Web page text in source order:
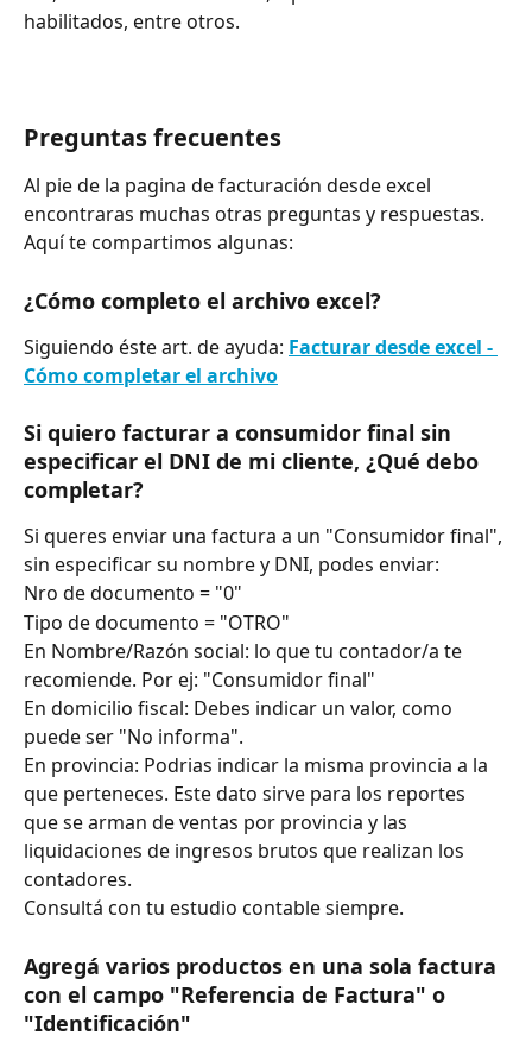
habilitados, entre otros.
Preguntas frecuentes
Al pie de la pagina de facturación desde excel
encontraras muchas otras preguntas y respuestas.
Aquí te compartimos algunas:
¿Cómo completo el archivo excel?
Siguiendo éste art. de ayuda: Facturar desde excel -
Cómo completar el archivo
Si quiero facturar a consumidor final sin
especificar el DNI de mi cliente, ¿Qué debo
completar?
Si queres enviar una factura a un "Consumidor final",
sin especificar su nombre y DNI, podes enviar:
Nro de documento = "0"
Tipo de documento = "OTRO"
En Nombre/Razón social: lo que tu contador/a te
recomiende. Por ej: "Consumidor final"
En domicilio fiscal: Debes indicar un valor, como
puede ser "No informa".
En provincia: Podrias indicar la misma provincia a la
que perteneces. Este dato sirve para los reportes
que se arman de ventas por provincia y las
liquidaciones de ingresos brutos que realizan los
contadores.
Consultá con tu estudio contable siempre.
Agregá varios productos en una sola factura
con el campo "Referencia de Factura" o
"Identificación"